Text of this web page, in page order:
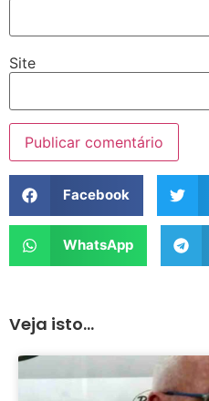
Site
Facebook
WhatsApp
Veja isto...